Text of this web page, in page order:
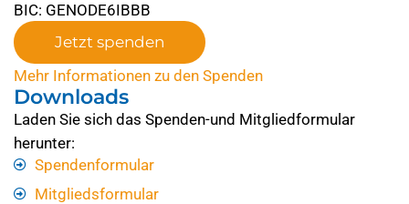
BIC: GENODE6IBBB
Jetzt spenden
Mehr Informationen zu den Spenden
Downloads
Laden Sie sich das Spenden-und Mitgliedformular
herunter:
Spendenformular
Mitgliedsformular